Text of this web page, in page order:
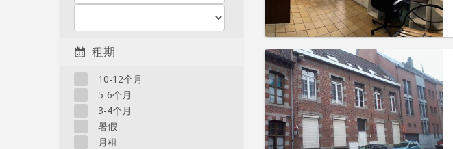
租期
10-12个月
5-6个月
3-4个月
暑假
月租
实用信息
租金:495 €
水电费:50 €
租期:12个月, 5-6个月
住房登记:有登记条件